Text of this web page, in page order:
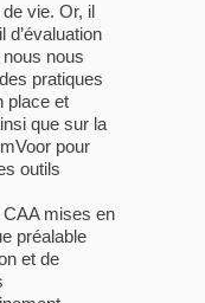
vie. Or, il
d’évaluation
nous
pratiques
place et
que sur la
pour
outils
mises en
préalable
et de